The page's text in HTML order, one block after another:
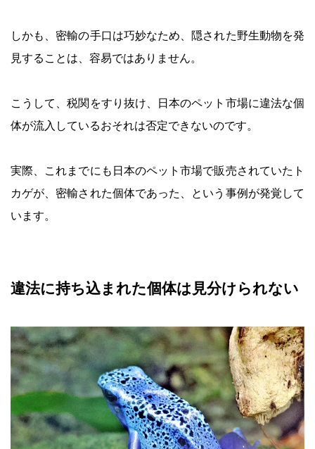
しかも、密輸の手口は巧妙なため、隠された野生動物を発
見することは、容易ではありません。
こうして、税関をすり抜け、日本のペット市場に違法な個
体が流入しているおそれは否定できないのです。
実際、これまでにも日本のペット市場で販売されていたト
カゲが、密輸された個体であった、という事例が発覚して
います。
違法に持ち込まれた個体は見分けられない